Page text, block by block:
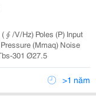
(Db) Weight (Kg) Down Load Tbs-301 Ø27.5
>1 năm